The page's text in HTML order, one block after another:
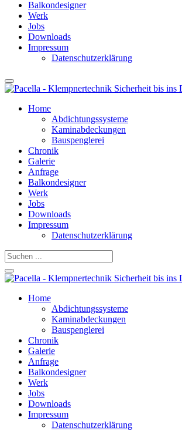
Balkondesigner
Werk
Jobs
Downloads
Impressum
Datenschutzerklärung
Home
Abdichtungssysteme
Kaminabdeckungen
Bauspenglerei
Chronik
Galerie
Anfrage
Balkondesigner
Werk
Jobs
Downloads
Impressum
Datenschutzerklärung
Home
Abdichtungssysteme
Kaminabdeckungen
Bauspenglerei
Chronik
Galerie
Anfrage
Balkondesigner
Werk
Jobs
Downloads
Impressum
Datenschutzerklärung